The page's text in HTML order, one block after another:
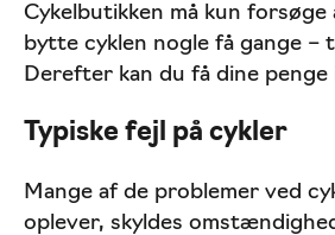
Cykelbutikken må kun
bytte cyklen nogle få gange –
Derefter kan du få dine penge
Typiske fejl på cykler
Mange af de problemer ved
oplever, skyldes